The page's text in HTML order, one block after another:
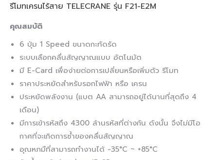
รีโมทเครนไร้สาย TELECRANE รุ่น F21-E2M
คุณสมบัติ
6 ปุ่ม 1 Speed ขนาดกะทัดรัด
ระบบเลือกคลื่นสัญญาณแบบ อัตโนมัต
มี E-Card เพื่อง่ายต่อการเปลี่ยนหรือเพิ่มตัว รีโมท
ราคาประหยัดสำหรับรอกไฟฟ้า หรือ เครน
ประหยัดพลังงาน (แบต AA สามารถอยู่ได้นานที่สุดถึง 4
เดือน)
มีการเข้ารหัสถึง 4300 ล้านรหัสที่ต่างกัน ดังนั้น จึงไม่มีโอ
กาศที่จะเกิดการซ้ำของคลื่นสัญญาณ
อุณหภมืที่สามารถทำงานได้ -35°C ~ +85°C